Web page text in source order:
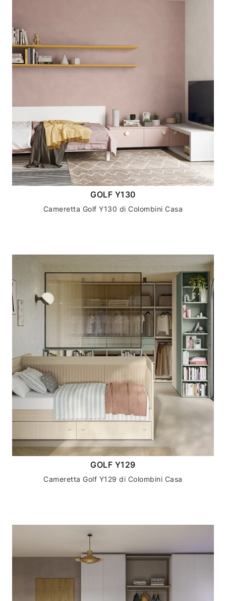
GOLF Y130
Cameretta Golf Y130 di Colombini Casa
GOLF Y129
Cameretta Golf Y129 di Colombini Casa